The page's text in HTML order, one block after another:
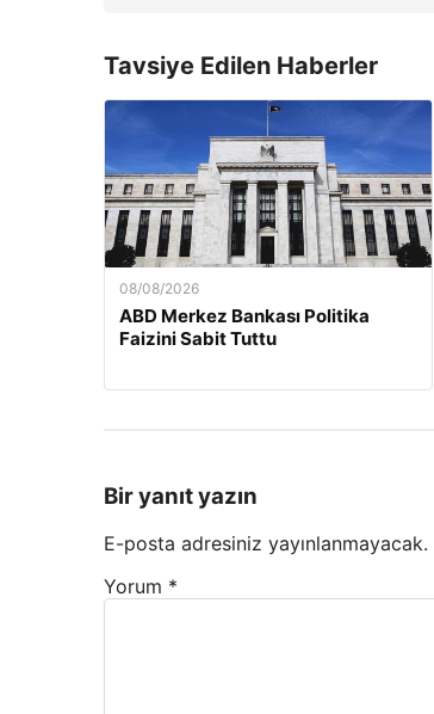
Tavsiye Edilen Haberler
08/08/2026
ABD Merkez Bankası Politika
Faizini Sabit Tuttu
Bir yanıt yazın
E-posta adresiniz yayınlanmayacak.
Yorum *